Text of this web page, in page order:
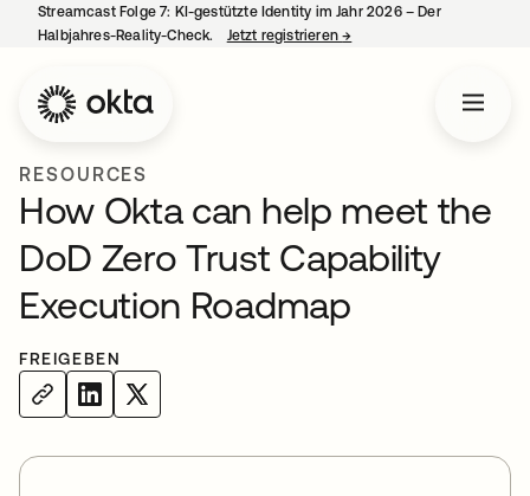
Streamcast Folge 7: KI-gestützte Identity im Jahr 2026 – Der
Halbjahres-Reality-Check.
Jetzt registrieren→
RESOURCES
How Okta can help meet the
DoD Zero Trust Capability
Execution Roadmap
FREIGEBEN